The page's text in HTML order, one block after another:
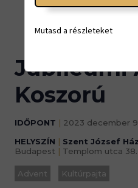
17:00-21:00
Jubileumi
Koszorú
IDŐPONT | 2023 december
HELYSZÍN | Szent József Ház
Budapest | Templom utca 38.
Advent Kultúrpajta
Mutasd a részleteket